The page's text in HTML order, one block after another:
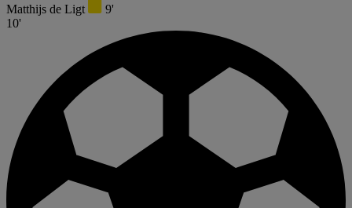
Matthijs de Ligt
9'
10'